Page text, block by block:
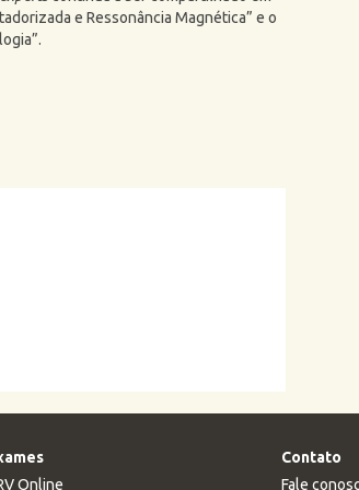
e Ressonância Magnética” e o
Online
Contato
Fale